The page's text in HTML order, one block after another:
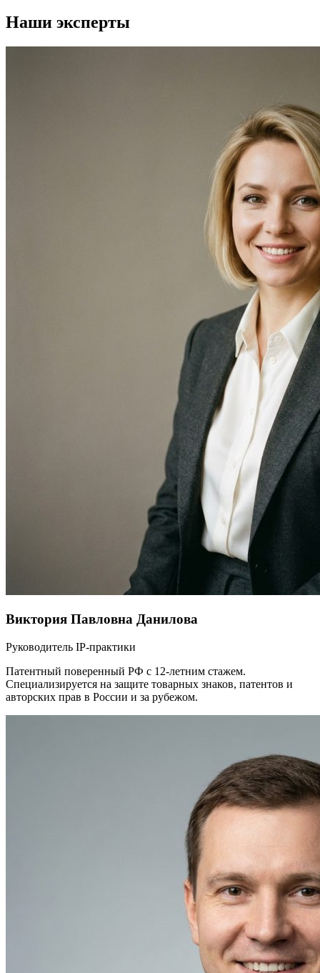
Наши эксперты
Виктория Павловна Данилова
Руководитель IP-практики
Патентный поверенный РФ с 12-летним стажем.
Специализируется на защите товарных знаков, патентов и
авторских прав в России и за рубежом.